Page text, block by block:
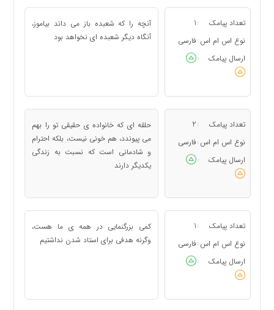
تعداد پیامک :
1
نوع اس ام اس : فارسی
ارسال پیامک
:
آنچه را كه شعبده باز می داند بیاموز،
آنگاه دیگر شعبده ای نخواهد بود
تعداد پیامک :
2
نوع اس ام اس : فارسی
ارسال پیامک
:
حلقه ای كه خانواده ی حقیقی تو را بهم
می پیوندد، هم خونی نیست، بلكه احترام
و شادمانی است كه نسبت به زندگی
یكدیگر دارند
تعداد پیامک :
1
نوع اس ام اس : فارسی
ارسال پیامک
:
كمی بزرگنمایی در همه ی ما هست،
وگرنه هدفی برای استاد شدن نداشتیم